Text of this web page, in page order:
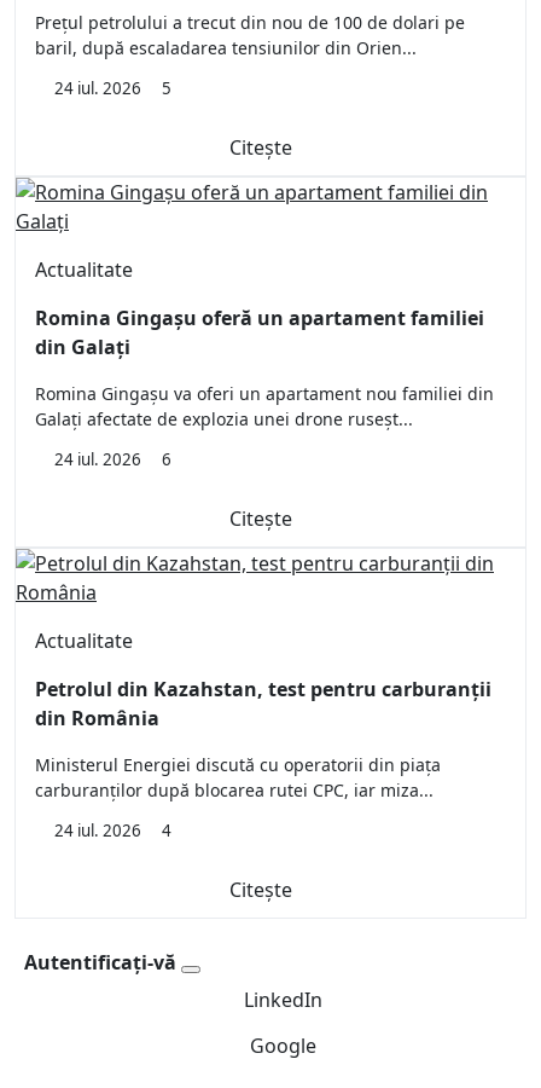
Prețul petrolului a trecut din nou de 100 de dolari pe
baril, după escaladarea tensiunilor din Orien...
24 iul. 2026 5
Citește
Actualitate
Romina Gingașu oferă un apartament familiei
din Galați
Romina Gingașu va oferi un apartament nou familiei din
Galați afectate de explozia unei drone ruseșt...
24 iul. 2026 6
Citește
Actualitate
Petrolul din Kazahstan, test pentru carburanții
din România
Ministerul Energiei discută cu operatorii din piața
carburanților după blocarea rutei CPC, iar miza...
24 iul. 2026 4
Citește
Autentificați-vă
LinkedIn
Google